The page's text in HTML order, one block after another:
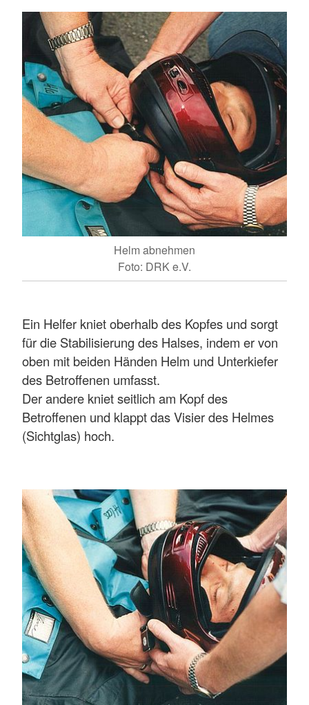
Helm abnehmen
Foto: DRK e.V.
Ein Helfer kniet oberhalb des Kopfes und sorgt
für die Stabilisierung des Halses, indem er von
oben mit beiden Händen Helm und Unterkiefer
des Betroffenen umfasst.
Der andere kniet seitlich am Kopf des
Betroffenen und klappt das Visier des Helmes
(Sichtglas) hoch.